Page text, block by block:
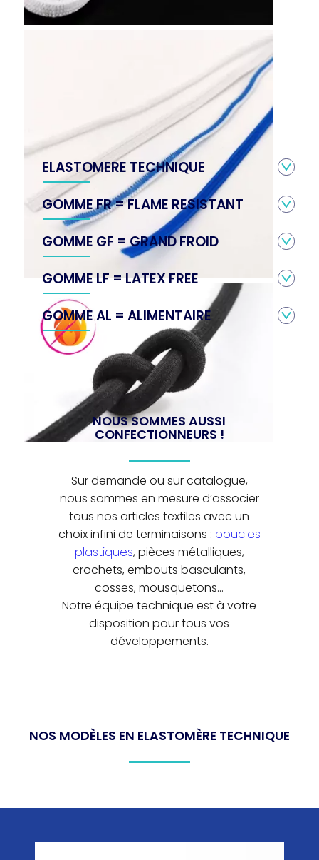
ELASTOMERE TECHNIQUE
GOMME FR = FLAME RESISTANT
GOMME GF = GRAND FROID
GOMME LF = LATEX FREE
GOMME AL = ALIMENTAIRE
NOUS SOMMES AUSSI
CONFECTIONNEURS !
Sur demande ou sur catalogue,
nous sommes en mesure d’associer
tous nos articles textiles avec un
choix infini de terminaisons : boucles
plastiques, pièces métalliques,
crochets, embouts basculants,
cosses, mousquetons…
Notre équipe technique est à votre
disposition pour tous vos
développements.
NOS MODÈLES EN ELASTOMÈRE TECHNIQUE